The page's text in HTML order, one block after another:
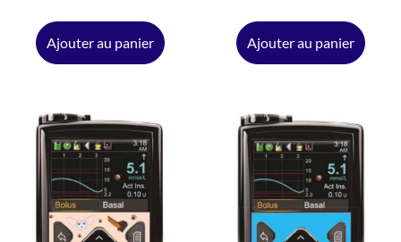
Ajouter au panier Ajouter au panier